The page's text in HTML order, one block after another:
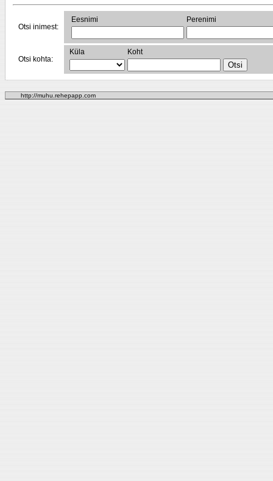
Otsi inimest:
Eesnimi Perenimi
Otsi kohta:
Küla Koht
http://muhu.rehepapp.com